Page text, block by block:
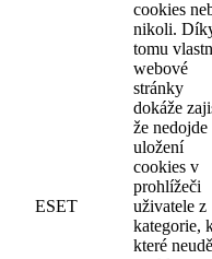
ESET
cookies
nikoli.
tomu
webové
stránky
dokáže
že nedojde
uložení
cookies v
prohlížeči
uživatele z
kategorie,
které